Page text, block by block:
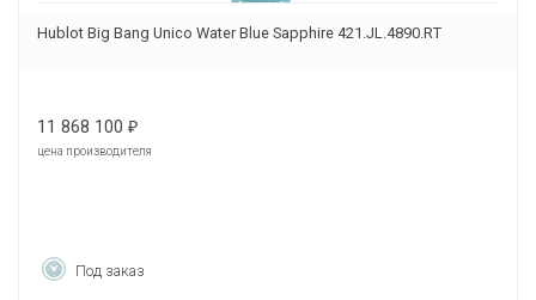
Hublot Big Bang Unico Water Blue Sapphire 421.JL.4890.RT
11 868 100 ₽
цена производителя
Под заказ